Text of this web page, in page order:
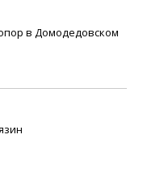
в Домодедовском